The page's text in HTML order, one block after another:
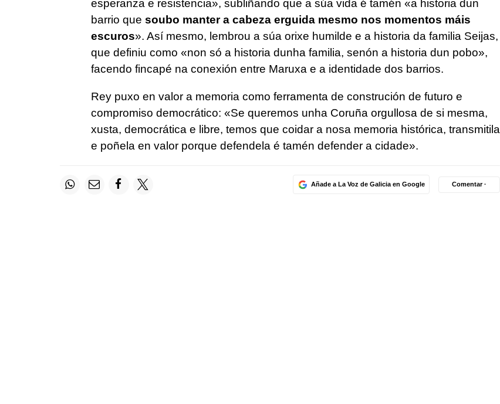
esperanza e resistencia», subliñando que a súa vida é tamén «a historia dun
barrio que soubo manter a cabeza erguida mesmo nos momentos máis
escuros». Así mesmo, lembrou a súa orixe humilde e a historia da familia Seijas,
que definiu como «non só a historia dunha familia, senón a historia dun pobo»,
facendo fincapé na conexión entre Maruxa e a identidade dos barrios.
Rey puxo en valor a memoria como ferramenta de construción de futuro e
compromiso democrático: «Se queremos unha Coruña orgullosa de si mesma,
xusta, democrática e libre, temos que coidar a nosa memoria histórica, transmitila
e poñela en valor porque defendela é tamén defender a cidade».
Añade a La Voz de Galicia en Google Comentar ·